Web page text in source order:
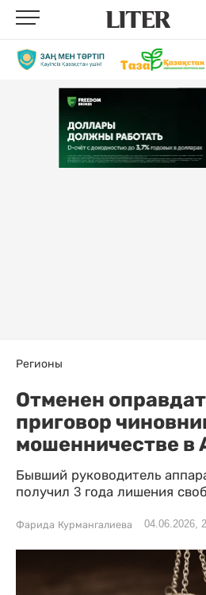
Регионы
Отменен
приговор
мошенничестве в
Бывший руководитель
получил 3 года лишения
Фарида Курмангалиева 04.06.2026,